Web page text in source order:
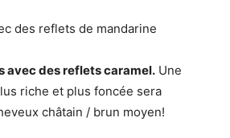
avec des reflets caramel. Une
riche et plus foncée sera
châtain / brun moyen!